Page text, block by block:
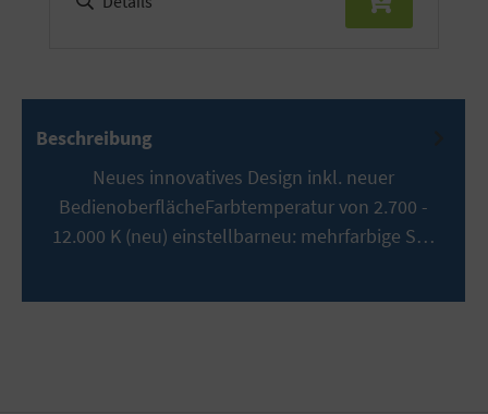
Beschreibung
Neues innovatives Design inkl. neuer
BedienoberflächeFarbtemperatur von 2.700 -
12.000 K (neu) einstellbarneu: mehrfarbige S…